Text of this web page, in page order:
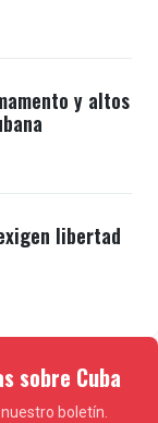
y altos
libertad
sobre Cuba
boletín.